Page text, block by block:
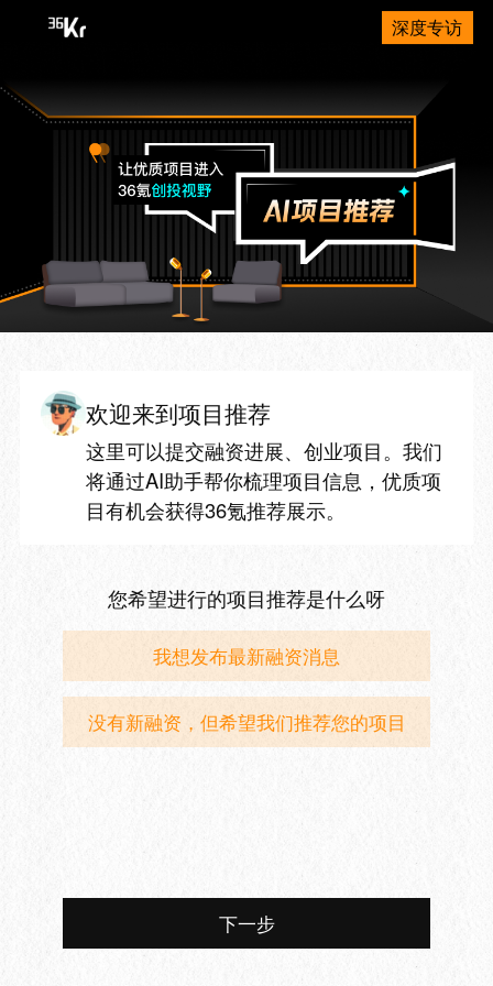
深度专访
欢迎来到项目推荐
这里可以提交融资进展、创业项目。我们
将通过AI助手帮你梳理项目信息，优质项
目有机会获得36氪推荐展示。
您希望进行的项目推荐是什么呀
我想发布最新融资消息
没有新融资，但希望我们推荐您的项目
下一步